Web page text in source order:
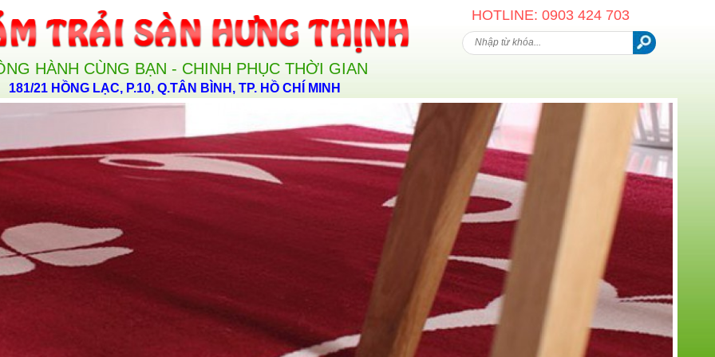
HÀNH CÙNG BẠN - CHINH PHỤC THỜI GIAN
181/21 HỒNG LẠC, P.10, Q.TÂN BÌNH, TP. HỒ CHÍ MINH
HOTLINE: 0903 424 703